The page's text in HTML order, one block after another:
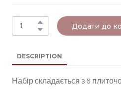
Додати до
DESCRIPTION
Набір складається з 6